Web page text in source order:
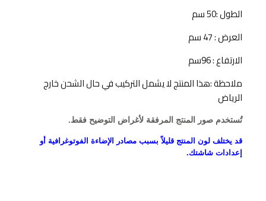
الطول :50 سم
العرض : 47 سم
الارتفاع : 96سم
ملاحظة :هذا المنتج لا يشمل التركيب في حال الشحن خارج
الرياض
تُستخدم صور المنتج المرفقة لأغراض التوضيح فقط.
قد يختلف لون المنتج قليلاً بسبب مصادر الإضاءة الفوتوغرافية أو
إعدادات شاشتك.